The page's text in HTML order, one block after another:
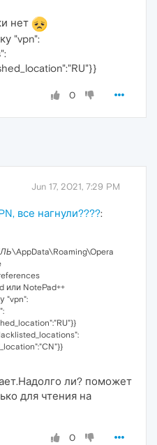
нет
"vpn":
0
Jun 17, 2021, 7:29 PM
все нагнули????:
\AppData\Roaming\Opera
или NotePad++
"vpn":
ли? поможет
для чтения на
0